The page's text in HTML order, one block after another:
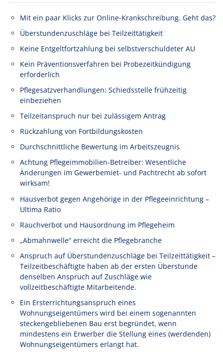
Mit ein paar Klicks zur Online-Krankschreibung. Geht das?
Überstundenzuschläge bei Teilzeittätigkeit
Keine Entgeltfortzahlung bei selbstverschuldeter AU
Kein Präventionsverfahren bei Probezeitkündigung
erforderlich
Pflegesatzverhandlungen: Schiedsstelle frühzeitig
einbeziehen
Teilzeitanspruch nur bei zulässigem Antrag
Rückzahlung von Fortbildungskosten
Durchschnittliche Bewertung im Arbeitszeugnis
Achtung Pflegeimmobilien-Betreiber: Wesentliche
Änderungen im Gewerbemiet- und Pachtrecht ab sofort
wirksam!
Hausverbot gegen Angehörige in der Pflegeeinrichtung –
Ultima Ratio
Rauchverbot und Hausordnung im Pflegeheim
„Abmahnwelle“ erreicht die Pflegebranche
Anspruch auf Überstundenzuschläge bei Teilzeittätigkeit –
Teilzeitbeschäftigte haben ab der ersten Überstunde
denselben Anspruch auf Zuschläge wie
vollzeitbeschäftigte Mitarbeitende.
Ein Ersterrichtungsanspruch eines
Wohnungseigentümers wird bei einem sogenannten
steckengebliebenen Bau erst begründet, wenn
mindestens ein Erwerber die Stellung eines (werdenden)
Wohnungseigentümers erlangt hat.